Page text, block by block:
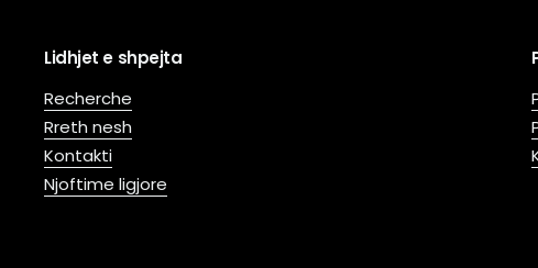
Lidhjet e shpejta
Recherche
Rreth nesh
Kontakti
Njoftime ligjore